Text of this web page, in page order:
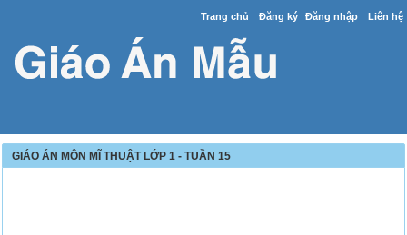
Trang chủ Đăng ký Đăng nhập Liên hệ
GIÁO ÁN MÔN MĨ THUẬT LỚP 1 - TUẦN 15